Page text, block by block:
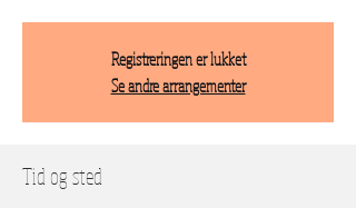
Registreringen er lukket
Se andre arrangementer
Tid og sted